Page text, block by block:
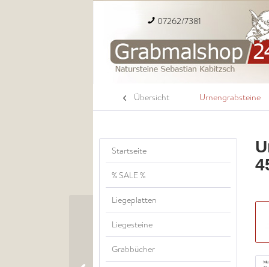
07262/7381
Übersicht Urnengrabsteine
Startseite
% SALE %
Liegeplatten
Liegesteine
Grabbücher